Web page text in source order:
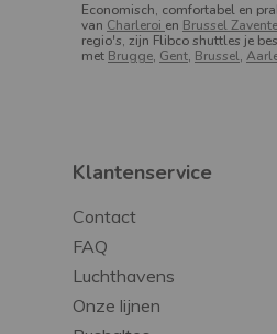
Economisch, comfortabel en
van Charleroi en Brussel
regio's, zijn Flibco shuttles je
met Brugge, Gent, Brussel,
Klantenservice
Contact
FAQ
Luchthavens
Onze lijnen